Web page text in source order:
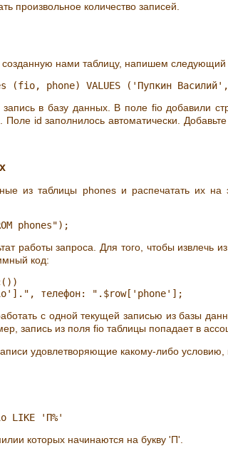
произвольное количество записей.
созданную нами таблицу, напишем следующий
в базу данных. В поле fio добавили
id заполнилось автоматически.
из таблицы phones и распечатать их
работы запроса. Для того, чтобы извлечь
код:
с одной текущей записью из базы
запись из поля fio таблицы попадает в
удовлетворяющие какому-либо
которых начинаются на букву 'П'.